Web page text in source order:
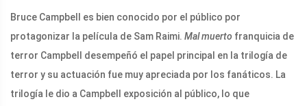
Bruce Campbell es bien conocido por el público por
protagonizar la película de Sam Raimi. Mal muerto franquicia de
terror Campbell desempeñó el papel principal en la trilogía de
terror y su actuación fue muy apreciada por los fanáticos. La
trilogía le dio a Campbell exposición al público, lo que